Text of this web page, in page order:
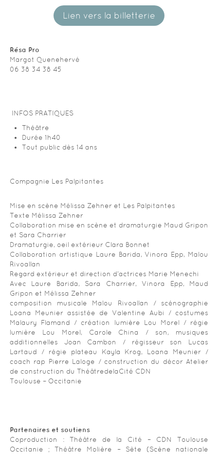
Lien vers la billetterie
Résa Pro
Margot Quenehervé
06 38 34 38 45
INFOS PRATIQUES
Théâtre
Durée 1h40
Tout public dès 14 ans
Compagnie Les Palpitantes
Mise en scène Mélissa Zehner et Les Palpitantes
Texte Mélissa Zehner
Collaboration mise en scène et dramaturgie Maud Gripon
et Sara Charrier
Dramaturgie, oeil extérieur Clara Bonnet
Collaboration artistique Laure Barida, Vinora Epp, Malou
Rivoallan
Regard extérieur et direction d’actrices Marie Menechi
Avec Laure Barida, Sara Charrier, Vinora Epp, Maud
Gripon et Mélissa Zehner
composition musicale Malou Rivoallan / scénographie
Loana Meunier assistée de Valentine Aubi / costumes
Malaury Flamand / création lumière Lou Morel / régie
lumière Lou Morel, Carole China / son, musiques
additionnelles Joan Cambon / régisseur son Lucas
Lartaud / régie plateau Kayla Krog, Loana Meunier /
coach rap Pierre Laloge / construction du décor Atelier
de construction du ThéâtredelaCité CDN
Toulouse – Occitanie
Partenaires et soutiens
Coproduction : Théâtre de la Cité – CDN Toulouse
Occitanie ; Théâtre Molière – Sète (Scène nationale